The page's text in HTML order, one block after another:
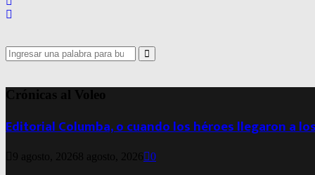
Search
for:
Search
Crónicas al Voleo
Editorial Columba, o cuando los héroes llegaron a
9 agosto, 20268 agosto, 2026 0